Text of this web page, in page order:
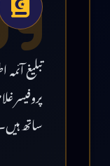
تبلیغ
پروفیسر
ساتھ